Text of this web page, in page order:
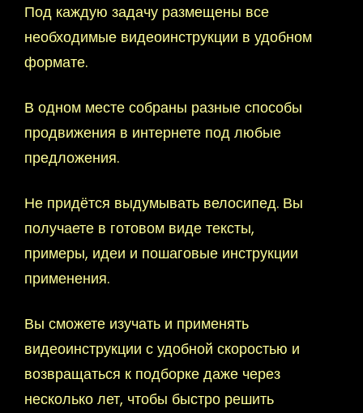
Под каждую задачу размещены все
необходимые видеоинструкции в удобном
формате.
В одном месте собраны разные способы
продвижения в интернете под любые
предложения.
Не придётся выдумывать велосипед. Вы
получаете в готовом виде тексты,
примеры, идеи и пошаговые инструкции
применения.
Вы сможете изучать и применять
видеоинструкции с удобной скоростью и
возвращаться к подборке даже через
несколько лет, чтобы быстро решить